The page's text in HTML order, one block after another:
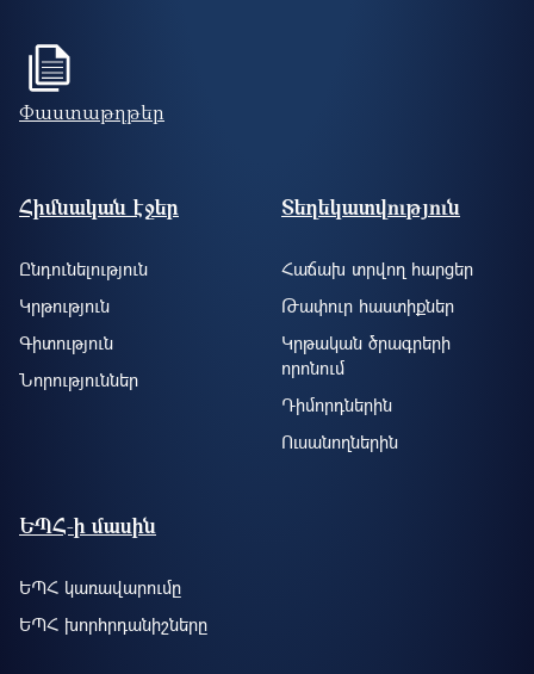
Փաստաթղթեր
Footer site information
Հիմնական էջեր
Ընդունելություն
Կրթություն
Գիտություն
Նորություններ
Տեղեկատվություն
Հաճախ տրվող հարցեր
Թափուր հաստիքներ
Կրթական ծրագրերի
որոնում
Դիմորդներին
Ուսանողներին
ԵՊՀ-ի մասին
ԵՊՀ կառավարումը
ԵՊՀ խորհրդանիշները